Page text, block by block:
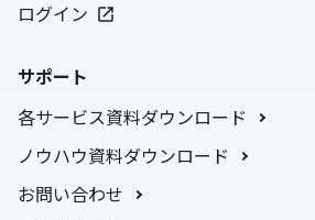
ログイン
サポート
各サービス資料ダウンロード
ノウハウ資料ダウンロード
お問い合わせ